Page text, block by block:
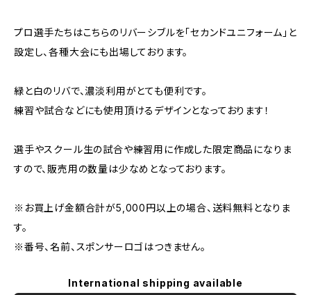
プロ選手たちはこちらのリバーシブルを「セカンドユニフォーム」と
設定し、各種大会にも出場しております。
緑と白のリバで、濃淡利用がとても便利です。
練習や試合などにも使用頂けるデザインとなっております！
選手やスクール生の試合や練習用に作成した限定商品になりま
すので、販売用の数量は少なめとなっております。
※お買上げ金額合計が5,000円以上の場合、送料無料となりま
す。
※番号、名前、スポンサーロゴはつきません。
International shipping available